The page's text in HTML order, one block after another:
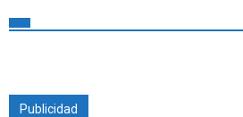
Publicidad